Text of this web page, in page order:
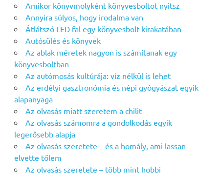
Amikor könyvmolyként könyvesboltot nyitsz
Annyira súlyos, hogy irodalma van
Átlátszó LED fal egy könyvesbolt kirakatában
Autósülés és könyvek
Az ablak méretek nagyon is számítanak egy
könyvesboltban
Az autómosás kultúrája: víz nélkül is lehet
Az erdélyi gasztronómia és népi gyógyászat egyik
alapanyaga
Az olvasás miatt szeretem a chilit
Az olvasás számomra a gondolkodás egyik
legerősebb alapja
Az olvasás szeretete – és a homály, ami lassan
elvette tőlem
Az olvasás szeretete – több mint hobbi